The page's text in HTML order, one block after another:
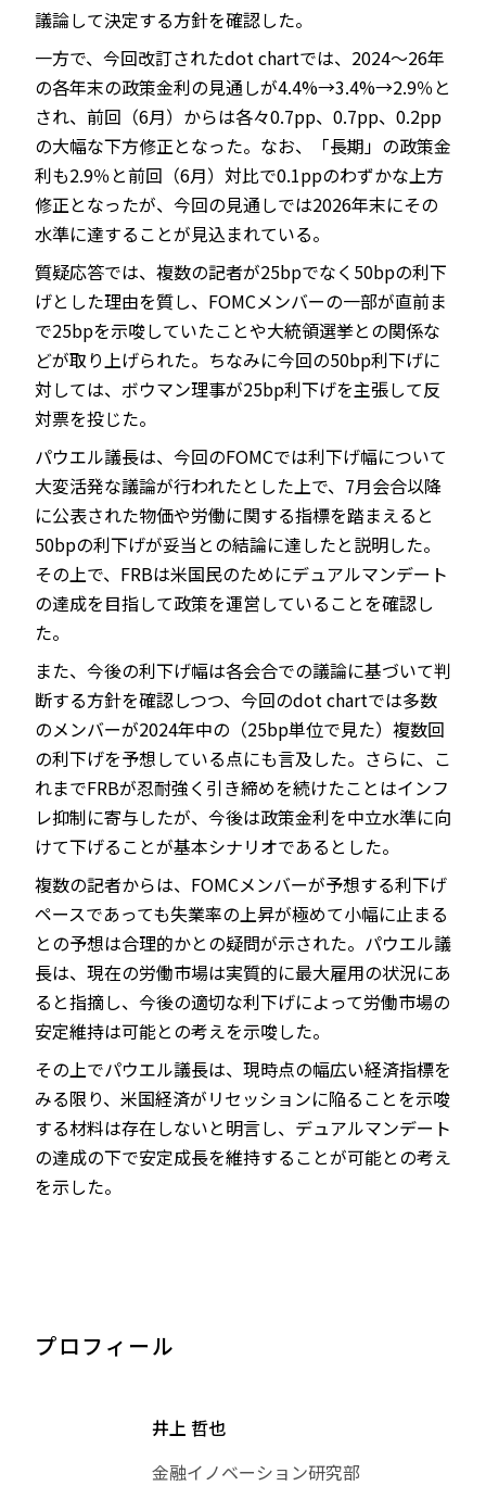
議論して決定する方針を確認した。
一方で、今回改訂されたdot chartでは、2024～26年
の各年末の政策金利の見通しが4.4%→3.4%→2.9％と
され、前回（6月）からは各々0.7pp、0.7pp、0.2pp
の大幅な下方修正となった。なお、「長期」の政策金
利も2.9％と前回（6月）対比で0.1ppのわずかな上方
修正となったが、今回の見通しでは2026年末にその
水準に達することが見込まれている。
質疑応答では、複数の記者が25bpでなく50bpの利下
げとした理由を質し、FOMCメンバーの一部が直前ま
で25bpを示唆していたことや大統領選挙との関係な
どが取り上げられた。ちなみに今回の50bp利下げに
対しては、ボウマン理事が25bp利下げを主張して反
対票を投じた。
パウエル議長は、今回のFOMCでは利下げ幅について
大変活発な議論が行われたとした上で、7月会合以降
に公表された物価や労働に関する指標を踏まえると
50bpの利下げが妥当との結論に達したと説明した。
その上で、FRBは米国民のためにデュアルマンデート
の達成を目指して政策を運営していることを確認し
た。
また、今後の利下げ幅は各会合での議論に基づいて判
断する方針を確認しつつ、今回のdot chartでは多数
のメンバーが2024年中の（25bp単位で見た）複数回
の利下げを予想している点にも言及した。さらに、こ
れまでFRBが忍耐強く引き締めを続けたことはインフ
レ抑制に寄与したが、今後は政策金利を中立水準に向
けて下げることが基本シナリオであるとした。
複数の記者からは、FOMCメンバーが予想する利下げ
ペースであっても失業率の上昇が極めて小幅に止まる
との予想は合理的かとの疑問が示された。パウエル議
長は、現在の労働市場は実質的に最大雇用の状況にあ
ると指摘し、今後の適切な利下げによって労働市場の
安定維持は可能との考えを示唆した。
その上でパウエル議長は、現時点の幅広い経済指標を
みる限り、米国経済がリセッションに陥ることを示唆
する材料は存在しないと明言し、デュアルマンデート
の達成の下で安定成長を維持することが可能との考え
を示した。
プロフィール
井上 哲也
金融イノベーション研究部